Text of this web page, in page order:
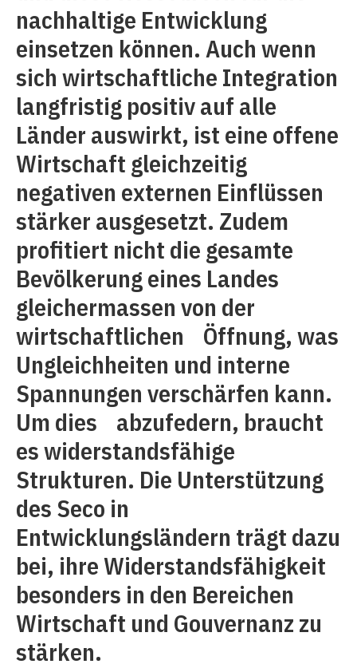
nachhaltige Entwicklung
einsetzen können. Auch wenn
sich wirtschaftliche Integration
langfristig positiv auf alle
Länder auswirkt, ist eine offene
Wirtschaft gleichzeitig
negativen externen Einflüssen
stärker ausgesetzt. Zudem
profitiert nicht die gesamte
Bevölkerung eines Landes
gleichermassen von der
wirtschaftlichen Öffnung, was
Ungleichheiten und interne
Spannungen verschärfen kann.
Um dies abzufedern, braucht
es widerstandsfähige
Strukturen. Die Unterstützung
des Seco in
Entwicklungsländern trägt dazu
bei, ihre Widerstandsfähigkeit
besonders in den Bereichen
Wirtschaft und Gouvernanz zu
stärken.